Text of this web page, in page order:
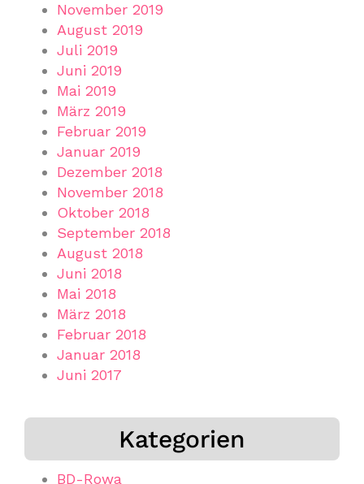
November 2019
August 2019
Juli 2019
Juni 2019
Mai 2019
März 2019
Februar 2019
Januar 2019
Dezember 2018
November 2018
Oktober 2018
September 2018
August 2018
Juni 2018
Mai 2018
März 2018
Februar 2018
Januar 2018
Juni 2017
Kategorien
BD-Rowa